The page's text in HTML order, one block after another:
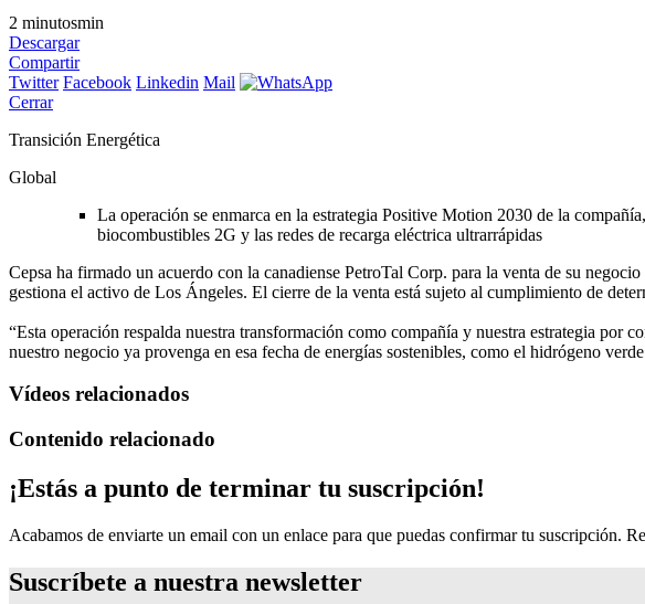
2 minutosmin
Descargar
Compartir
Twitter Facebook Linkedin Mail
Cerrar
Transición Energética
Global
La operación se enmarca en la estrategia Positive Motion 2030 de la
biocombustibles 2G y las redes de recarga eléctrica ultrarrápidas
Cepsa ha firmado un acuerdo con la canadiense PetroTal Corp. para la venta de su
gestiona el activo de Los Ángeles. El cierre de la venta está sujeto al cumplimiento de
“Esta operación respalda nuestra transformación como compañía y nuestra estrategia por
nuestro negocio ya provenga en esa fecha de energías sostenibles, como el hidrógeno
Vídeos relacionados
Contenido relacionado
¡Estás a punto de terminar tu suscripción!
Acabamos de enviarte un email con un enlace para que puedas confirmar tu suscripción.
Suscríbete a nuestra newsletter